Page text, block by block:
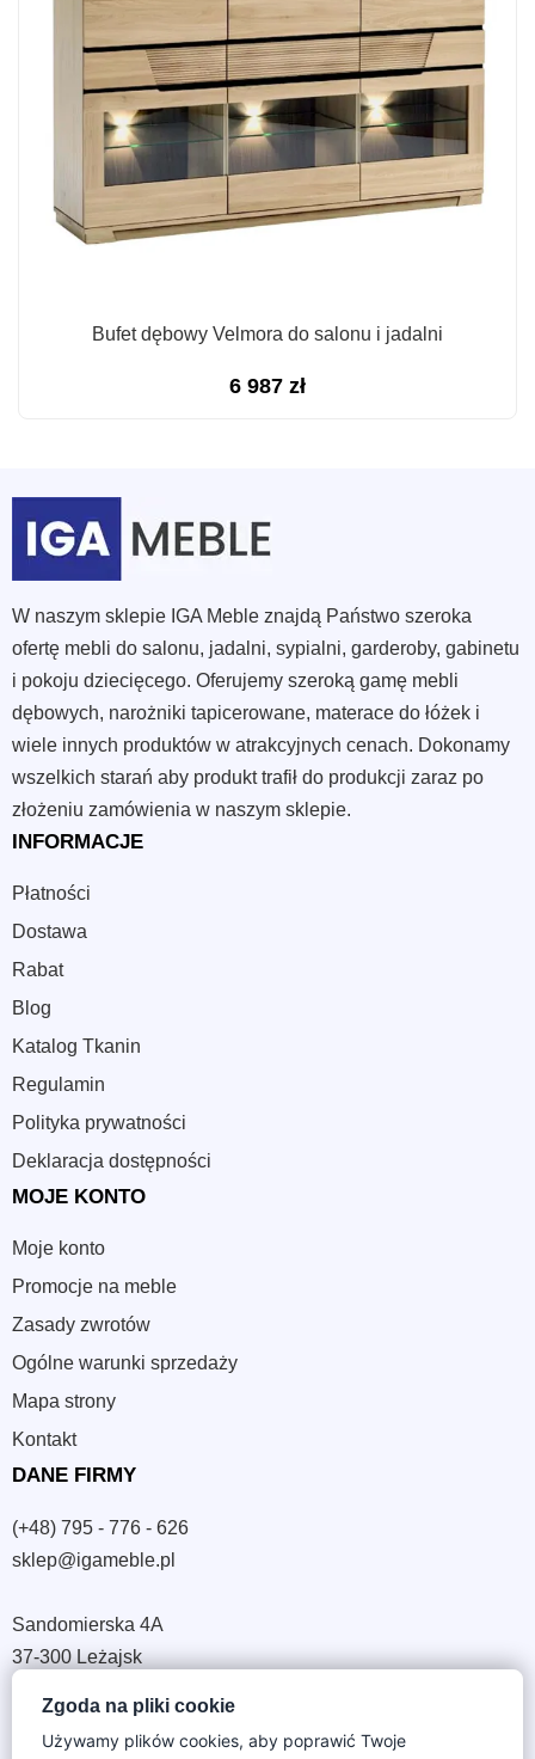
Bufet dębowy Velmora do salonu i jadalni
6 987 zł
W naszym sklepie IGA Meble znajdą Państwo szeroka
ofertę mebli do salonu, jadalni, sypialni, garderoby, gabinetu
i pokoju dziecięcego. Oferujemy szeroką gamę mebli
dębowych, narożniki tapicerowane, materace do łóżek i
wiele innych produktów w atrakcyjnych cenach. Dokonamy
wszelkich starań aby produkt trafił do produkcji zaraz po
złożeniu zamówienia w naszym sklepie.
INFORMACJE
Płatności
Dostawa
Rabat
Blog
Katalog Tkanin
Regulamin
Polityka prywatności
Deklaracja dostępności
MOJE KONTO
Moje konto
Promocje na meble
Zasady zwrotów
Ogólne warunki sprzedaży
Mapa strony
Kontakt
DANE FIRMY
(+48) 795 - 776 - 626
sklep@igameble.pl
Sandomierska 4A
37-300 Leżajsk
REGON: 180933172
Zgoda na pliki cookie
Używamy plików cookies, aby poprawić Twoje